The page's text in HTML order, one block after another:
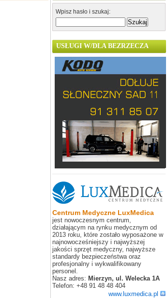
Wpisz hasło i szukaj:
USŁUGI W/DLA BEZRZECZA
Centrum Medyczne LuxMedica
jest nowoczesnym centrum,
działającym na rynku medycznym od
2013 roku, które zostało wyposażone w
najnowocześniejszy i najwyższej
jakości sprzęt medyczny, najwyższe
standardy bezpieczeństwa oraz
profesjonalny i wykwalifikowany
personel.
Nasz adres: Mierzyn, ul. Welecka 1A
Telefon: +48 91 48 48 404
www.luxmedica.pl